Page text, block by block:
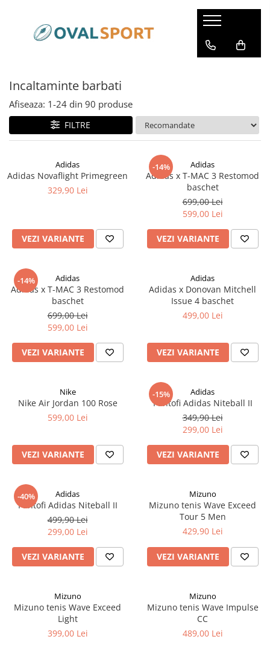
Femei
Incaltaminte
Barbati
Incaltaminte
Incaltaminte barbati
Afiseaza: 1-24 din 90 produse
FILTRE
Adidas
Adidas Novaflight Primegreen
329,90 Lei
VEZI VARIANTE
-14% Adidas
Adidas x T-MAC 3 Restomod
baschet
699,00 Lei
599,00 Lei
VEZI VARIANTE
-14% Adidas
Adidas x T-MAC 3 Restomod
baschet
699,00 Lei
599,00 Lei
VEZI VARIANTE
Adidas
Adidas x Donovan Mitchell
Issue 4 baschet
499,00 Lei
VEZI VARIANTE
Nike
Nike Air Jordan 100 Rose
599,00 Lei
VEZI VARIANTE
-15% Adidas
Pantofi Adidas Niteball II
349,90 Lei
299,00 Lei
VEZI VARIANTE
-40% Adidas
Pantofi Adidas Niteball II
499,90 Lei
299,00 Lei
VEZI VARIANTE
Mizuno
Mizuno tenis Wave Exceed
Tour 5 Men
429,90 Lei
VEZI VARIANTE
Mizuno
Mizuno tenis Wave Exceed
Light
399,00 Lei
Mizuno
Mizuno tenis Wave Impulse
CC
489,00 Lei